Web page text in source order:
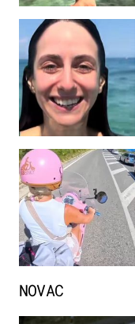
NOVAC